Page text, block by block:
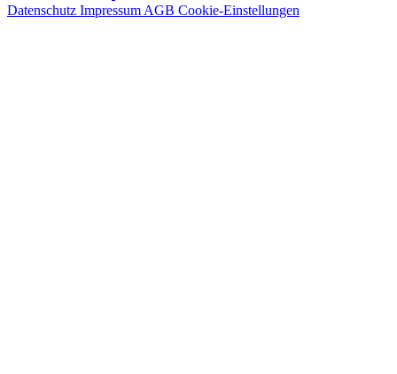
Datenschutz Impressum AGB Cookie-Einstellungen